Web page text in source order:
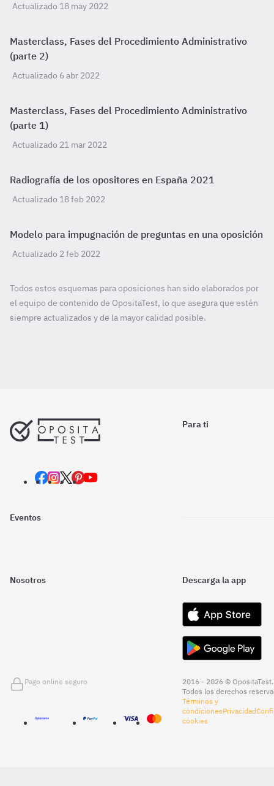
Actualizado 18 may 2022
Masterclass, Fases del Procedimiento Administrativo
(parte 2)
Actualizado 6 abr 2022
Masterclass, Fases del Procedimiento Administrativo
(parte 1)
Actualizado 21 mar 2022
Radiografía de los opositores en España 2021
Actualizado 18 feb 2022
Modelo para impugnación de preguntas en una oposición
Actualizado 2 feb 2022
Todos estos esquemas para oposiciones han sido elaborados por
el equipo de contenido de OpositaTest, lo que asegura que estén
siempre actualizados y de la mayor calidad posible.
Para ti
Eventos
Nosotros Descarga la app
Pago online seguro
2016 - 2026 © OpositaTest.
Todos los derechos
Términos y
condicionesPrivacidad
cookies